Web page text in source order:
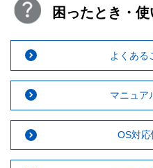
困ったとき・
よくある
マニュア
OS対応